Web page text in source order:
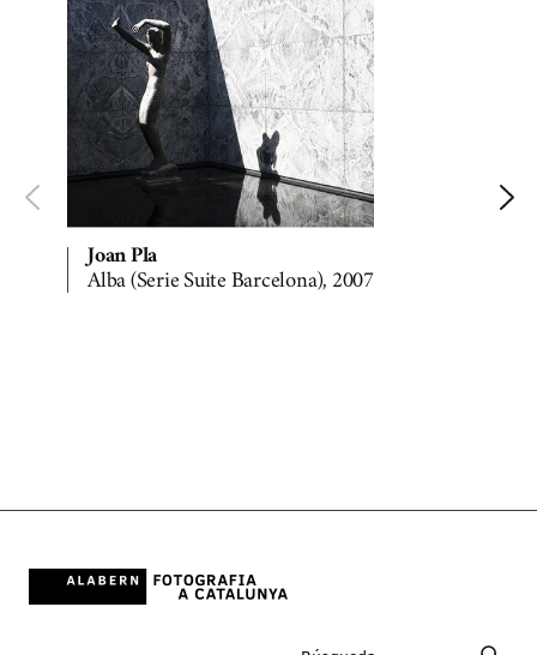
Joan Pla
Alba (Serie Suite Barcelona), 2007